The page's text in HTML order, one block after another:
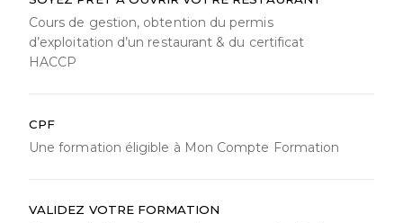
Cours de gestion, obtention du permis
d’exploitation d’un restaurant & du certificat
HACCP
CPF
Une formation éligible à Mon Compte Formation
VALIDEZ VOTRE FORMATION